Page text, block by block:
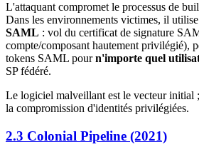
L'attaquant compromet le processus de
Dans les environnements victimes, il
SAML : vol du certificat de signature
compte/composant hautement privilégié),
tokens SAML pourn'importe quel
SP fédéré.
Le logiciel malveillant est le vecteur initial
la compromission d'identités privilégiées.
2.3 Colonial Pipeline (2021)